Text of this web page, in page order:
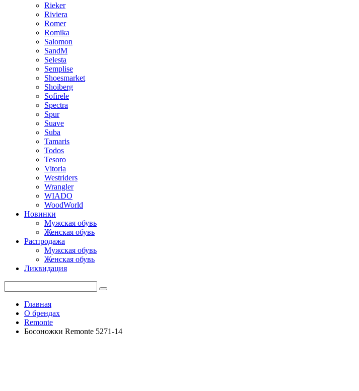
Rieker
Riviera
Romer
Romika
Salomon
SandM
Selesta
Semplise
Shoesmarket
Shoiberg
Sofirele
Spectra
Spur
Suave
Suba
Tamaris
Todos
Tesoro
Vitoria
Westriders
Wrangler
WIADO
WoodWorld
Новинки
Мужская обувь
Женская обувь
Распродажа
Мужская обувь
Женская обувь
Ликвидация
Главная
О брендах
Remonte
Босоножки Remonte 5271-14